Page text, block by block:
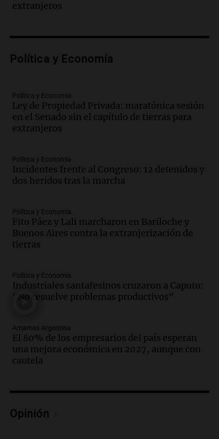
tributo todos los jueves
Episodios
sea, va a ser lindo”
La Cadena del Gol
Episodios
Audio.Débora Blanca, psicóloga experta
mano es muy peligroso”
La Argentina, hoy
Episodios
sobre los parques educativos
Amamos Argentina
Episodios
Audio.
durante la primavera
Informados al regreso
Episodios
tras fuertes vientos
Panorama Federal
Episodios
economía mejorará el próximo año
Episodios
extranjeros
Política y Economía
Política y Economía
Ley de Propiedad Privada: maratónica sesión
en el Senado sin el capítulo de tierras para
extranjeros
Política y Economía
Incidentes frente al Congreso: 12 detenidos y
dos heridos tras la marcha
Política y Economía
Fito Páez y Lali marcharon en Bariloche y
Buenos Aires contra la extranjerización de
tierras
Política y Economía
Industriales santafesinos cruzaron a Caputo:
"No resuelve problemas productivos"
Amamos Argentina
El 80% de los empresarios del país esperan
una mejora económica en 2027, aunque con
cautela
Opinión